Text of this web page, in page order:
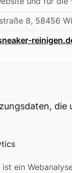
8, 58456
die
ein